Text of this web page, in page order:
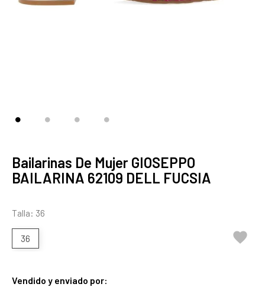
Bailarinas De Mujer GIOSEPPO
BAILARINA 62109 DELL FUCSIA
Talla: 36
36 
Vendido y enviado por: